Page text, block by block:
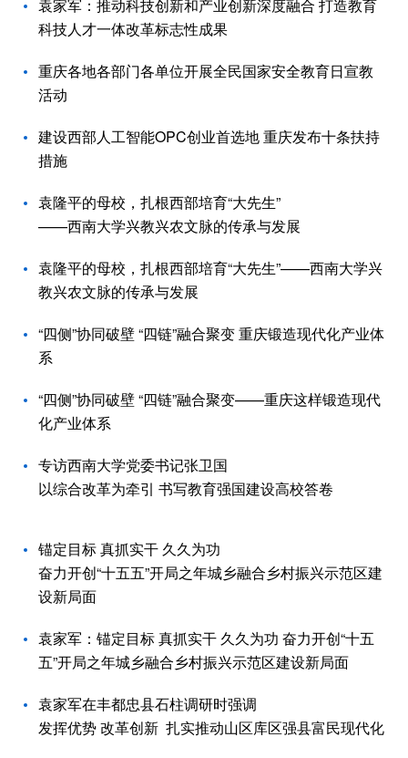
袁家军：推动科技创新和产业创新深度融合 打造教育
科技人才一体改革标志性成果
重庆各地各部门各单位开展全民国家安全教育日宣教
活动
建设西部人工智能OPC创业首选地 重庆发布十条扶持
措施
袁隆平的母校，扎根西部培育“大先生”
——西南大学兴教兴农文脉的传承与发展
袁隆平的母校，扎根西部培育“大先生”——西南大学兴
教兴农文脉的传承与发展
“四侧”协同破壁 “四链”融合聚变 重庆锻造现代化产业体
系
“四侧”协同破壁 “四链”融合聚变——重庆这样锻造现代
化产业体系
专访西南大学党委书记张卫国
以综合改革为牵引 书写教育强国建设高校答卷
锚定目标 真抓实干 久久为功
奋力开创“十五五”开局之年城乡融合乡村振兴示范区建
设新局面
袁家军：锚定目标 真抓实干 久久为功 奋力开创“十五
五”开局之年城乡融合乡村振兴示范区建设新局面
袁家军在丰都忠县石柱调研时强调
发挥优势 改革创新 扎实推动山区库区强县富民现代化